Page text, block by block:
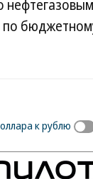
к рублю